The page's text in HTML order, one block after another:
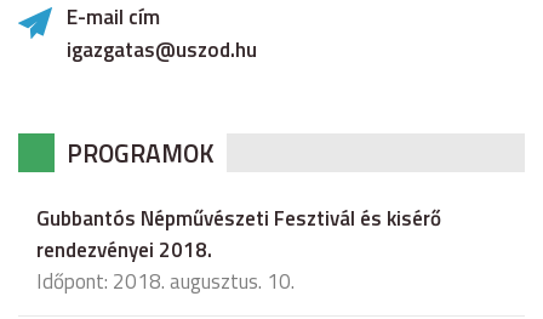
E-mail cím
igazgatas@uszod.hu
PROGRAMOK
Gubbantós Népművészeti Fesztivál és kisérő
rendezvényei 2018.
Időpont: 2018. augusztus. 10.